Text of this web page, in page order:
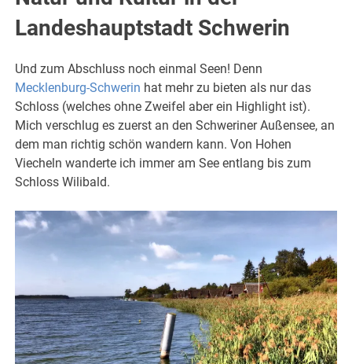
Landeshauptstadt Schwerin
Und zum Abschluss noch einmal Seen! Denn
Mecklenburg-Schwerin hat mehr zu bieten als nur das
Schloss (welches ohne Zweifel aber ein Highlight ist).
Mich verschlug es zuerst an den Schweriner Außensee, an
dem man richtig schön wandern kann. Von Hohen
Viecheln wanderte ich immer am See entlang bis zum
Schloss Wilibald.